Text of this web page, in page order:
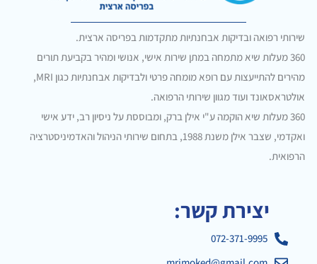
שירותי רפואה ובדיקות אבחנתיות מתקדמות בפריסה ארצית.
360 מעלות שיא מתמחה במתן שירות אישי, אנושי ומהיר בקביעת תורים
מהירים להתייעצות עם רופא מומחה פרטי ולבדיקות אבחנתיות כגון MRI,
אולטראסאונד ועוד מגוון שירותי הרפואה.
360 מעלות שיא הוקמה ע"י אילן ברק, ומבוססת על ניסיון רב, ידע אישי
ואקדמי, שצבר אילן משנת 1988, בתחום שירותי הניהול והאדמיניסטרציה
הרפואית.
יצירת קשר:
072-371-9995